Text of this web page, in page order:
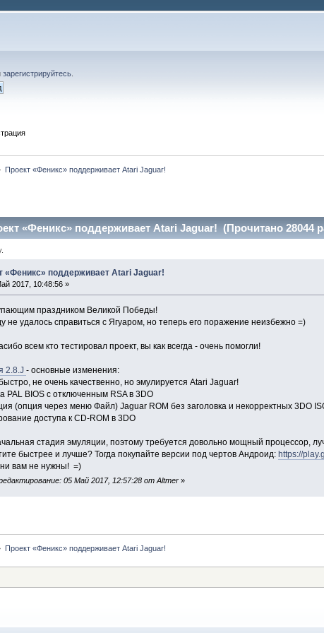
зарегистрируйтесь
Проект «Феникс» поддерживает Atari Jaguar!
«Феникс» поддерживает Atari Jaguar! (Прочитано 28044
«Феникс» поддерживает Atari Jaguar!
2017, 10:48:56 »
праздником Великой Победы!
не удалось справиться с Ягуаром, но теперь его поражение неизбежно =)
всем кто тестировал проект, вы как всегда - очень помогли!
2.8.J- основные изменения:
не очень качественно, но эмулируется Atari Jaguar!
PAL BIOS с отключенным RSA в 3DO
(опция через меню Файл) Jaguar ROM без заголовка и некорректных 3DO
доступа к CD-ROM в 3DO
стадия эмуляции, поэтому требуется довольно мощный процессор,
быстрее и лучше? Тогда покупайте версии под чертов Андроид:https://
вам не нужны! =)
05 Май 2017, 12:57:28 от Altmer »
Проект «Феникс» поддерживает Atari Jaguar!